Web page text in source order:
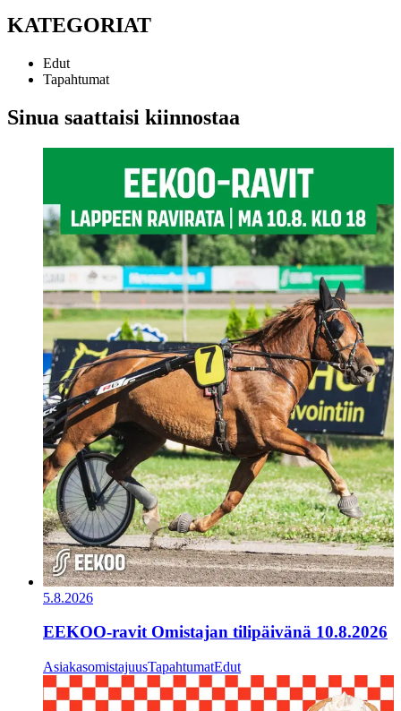
KATEGORIAT
Edut
Tapahtumat
Sinua saattaisi kiinnostaa
5.8.2026
EEKOO-ravit Omistajan tilipäivänä 10.8.2026
AsiakasomistajuusTapahtumatEdut